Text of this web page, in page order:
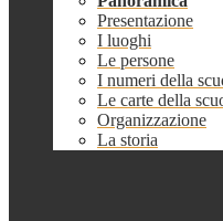
Presentazione
I luoghi
Le persone
I numeri della
Le carte della
Organizzazione
La storia